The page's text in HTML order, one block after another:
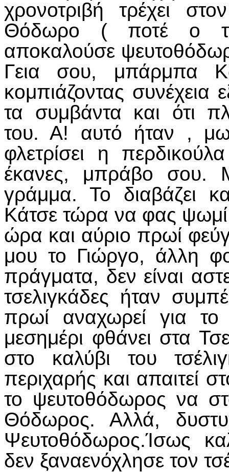
χρονοτριβή τρέχει
Θόδωρο ( ποτέ ο
αποκαλούσε
Γεια σου, μπάρμπα
κομπιάζοντας συνέχεια
τα συμβάντα και ότι
του. Α! αυτό ήταν ,
φλετρίσει η
έκανες, μπράβο σου.
γράμμα. Το διαβάζει
Κάτσε τώρα να φας
ώρα και αύριο πρωί
μου το Γιώργο, άλλη
πράγματα, δεν είναι
τσελιγκάδες ήταν
πρωί αναχωρεί για το
μεσημέρι φθάνει στα
στο καλύβι του
περιχαρής και απαιτεί
το ψευτοθόδωρος να
Θόδωρος. Αλλά,
Ψευτοθόδωρος.Ίσως
δεν ξαναενόχλησε τον